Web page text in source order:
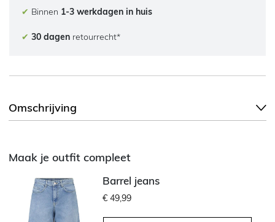
✔ Binnen 1-3 werkdagen in huis
✔ 30 dagen retourrecht*
Omschrijving
Maak je outfit compleet
Barrel jeans
€ 49,99